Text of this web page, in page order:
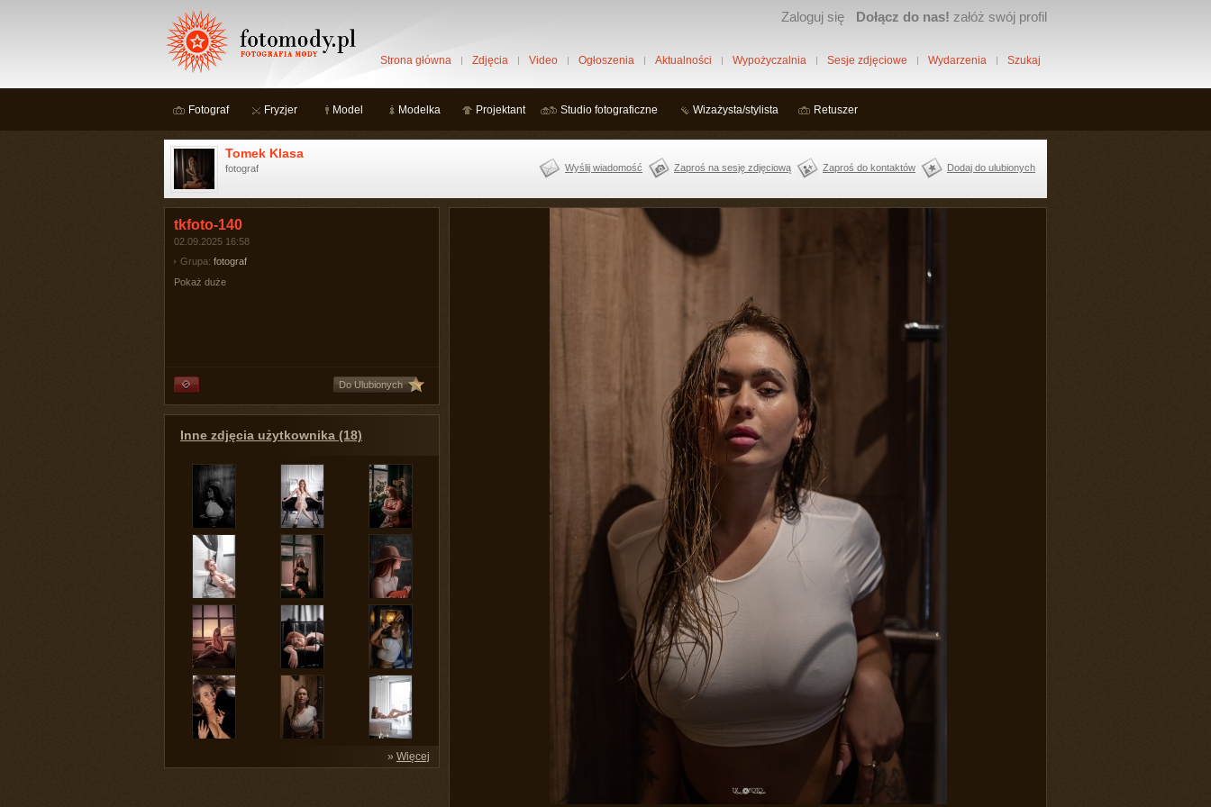
Zaloguj się Dołącz do nas! załóż swój profil
Strona główna Zdjęcia Video Ogłoszenia Aktualności Wypożyczalnia Sesje zdjęciowe Wydarzenia Szukaj
Fotograf Fryzjer Model Modelka Projektant Studio fotograficzne Wizażysta/stylista Retuszer
Tomek Klasa
fotograf Wyślij wiadomość Zaproś na sesję zdjęciową Zaproś do kontaktów Dodaj do ulubionych
tkfoto-140
02.09.2025 16:58
Grupa: fotograf
Pokaż duże
Do Ulubionych
Inne zdjęcia użytkownika (18)
» Więcej